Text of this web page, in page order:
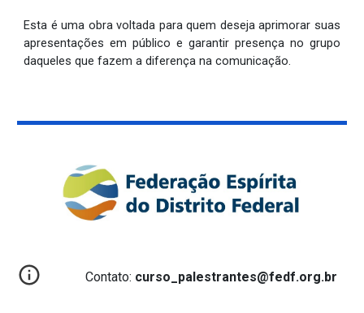
Esta é uma obra voltada para quem deseja aprimorar suas
apresentações em público e garantir presença no grupo
daqueles que fazem a diferença na comunicação.
Contato: curso_palestrantes@fedf.org.br